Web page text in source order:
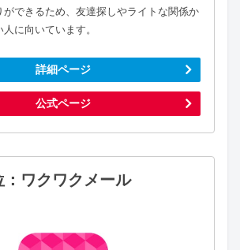
ができるため、友達探しやライトな関係か
に向いています。
詳細ページ
公式ページ
ワクワクメール